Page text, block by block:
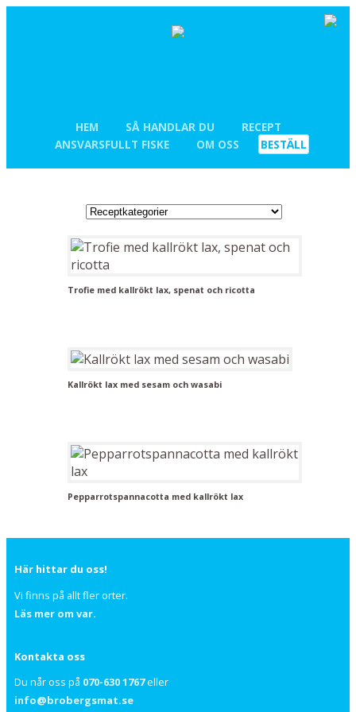
HEM SÅ HANDLAR DU
RECEPT
ANSVARSFULLT FISKE
OM OSS BESTÄLL
Trofie med kallrökt lax, spenat och ricotta
Kallrökt lax med sesam och wasabi
Pepparrotspannacotta med kallrökt lax
Här hittar du oss!
Vi finns på allt fler orter.
Läs mer om var.
Kontakta oss
Du når oss på 070-630 1767eller
info@brobergsmat.se